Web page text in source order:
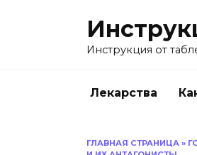
Инструкция от
Лекарства
ГЛАВНАЯ СТРАНИЦА »